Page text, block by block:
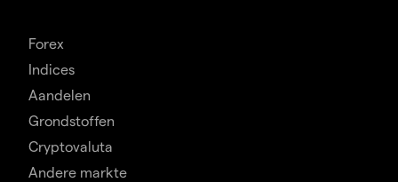
Forex
Indices
Aandelen
Grondstoffen
Cryptovaluta
Andere markte